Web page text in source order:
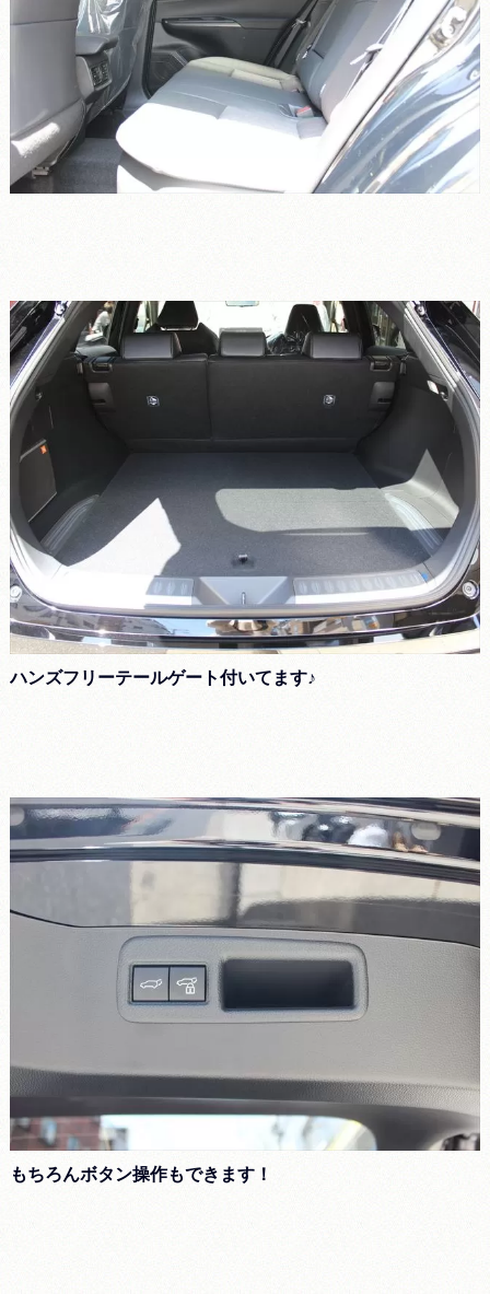
ハンズフリーテールゲート付いてます♪
もちろんボタン操作もできます！